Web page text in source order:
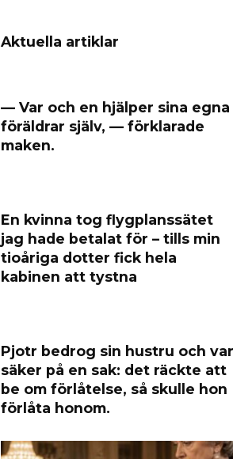
Aktuella artiklar
— Var och en hjälper sina egna
föräldrar själv, — förklarade
maken.
En kvinna tog flygplanssätet
jag hade betalat för – tills min
tioåriga dotter fick hela
kabinen att tystna
Pjotr bedrog sin hustru och var
säker på en sak: det räckte att
be om förlåtelse, så skulle hon
förlåta honom.